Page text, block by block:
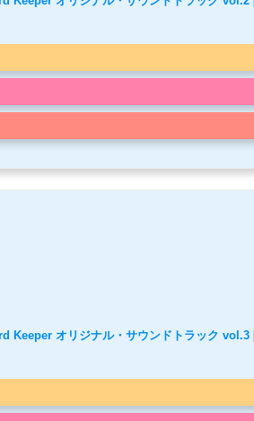
Keeper オリジナル・サウンドトラック